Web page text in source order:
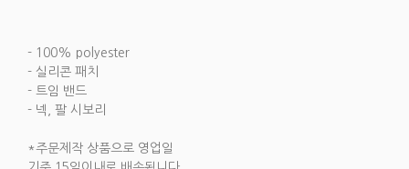
- 100% polyester
- 실리콘 패치
- 트임 밴드
- 넥, 팔 시보리
*주문제작 상품으로 영업일